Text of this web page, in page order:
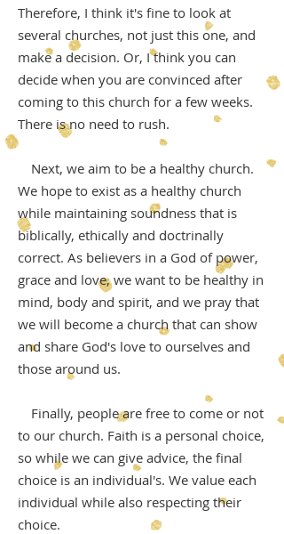
Therefore, I think it's fine to look at
several churches, not just this one, and
make a decision. Or, I think you can
decide when you are convinced after
coming to this church for a few weeks.
There is no need to rush.
Next, we aim to be a healthy church.
We hope to exist as a healthy church
while maintaining soundness that is
biblically, ethically and doctrinally
correct. As believers in a God of power,
grace and love, we want to be healthy in
mind, body and spirit, and we pray that
we will become a church that can show
and share God's love to ourselves and
those around us.
Finally, people are free to come or not
to our church. Faith is a personal choice,
so while we can give advice, the final
choice is an individual's. We value each
individual while also respecting their
choice.